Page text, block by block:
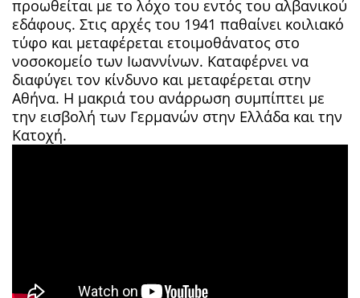
προωθείται με το λόχο του εντός του αλβανικού
εδάφους. Στις αρχές του 1941 παθαίνει κοιλιακό
τύφο και μεταφέρεται ετοιμοθάνατος στο
νοσοκομείο των Ιωαννίνων. Καταφέρνει να
διαφύγει τον κίνδυνο και μεταφέρεται στην
Αθήνα. Η μακριά του ανάρρωση συμπίπτει με
την εισβολή των Γερμανών στην Ελλάδα και την
Κατοχή.